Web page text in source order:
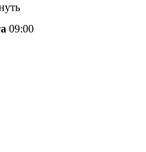
09:00